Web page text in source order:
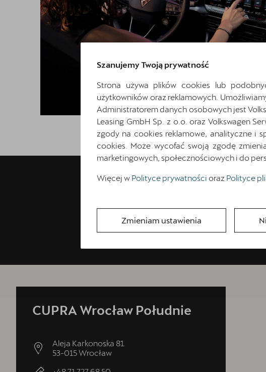
CUPRA Wrocław Południe
Aleja Karkonoska 81
53-015Wrocław
Szanujemy Twoją prywatność
Strona używa plików cookies lub
użytkowników oraz reklamowych.
Administratorem danych osobowych jest
Leasing GmbH Sp. z o.o. oraz Volkswagen
zgody na cookies reklamowe, analityczne i
cookies. Może wycofać swoją zgodę
marketingowych, społecznościowych i do
Więcej w Polityce prywatności oraz Polityce
Zmieniam ustawienia